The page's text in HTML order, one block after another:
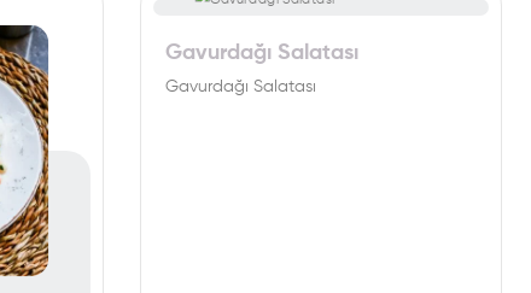
Gavurdağı Salatası
Gavurdağı Salatası